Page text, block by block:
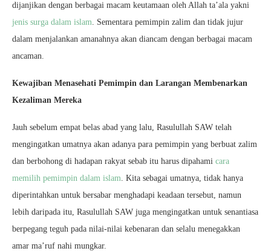
dijanjikan dengan berbagai macam keutamaan oleh Allah ta’ala yakni
jenis surga dalam islam. Sementara pemimpin zalim dan tidak jujur
dalam menjalankan amanahnya akan diancam dengan berbagai macam
ancaman.
Kewajiban Menasehati Pemimpin dan Larangan Membenarkan
Kezaliman Mereka
Jauh sebelum empat belas abad yang lalu, Rasulullah SAW telah
mengingatkan umatnya akan adanya para pemimpin yang berbuat zalim
dan berbohong di hadapan rakyat sebab itu harus dipahami cara
memilih pemimpin dalam islam. Kita sebagai umatnya, tidak hanya
diperintahkan untuk bersabar menghadapi keadaan tersebut, namun
lebih daripada itu, Rasulullah SAW juga mengingatkan untuk senantiasa
berpegang teguh pada nilai-nilai kebenaran dan selalu menegakkan
amar ma’ruf nahi mungkar.